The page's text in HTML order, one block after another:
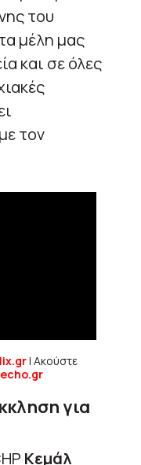
του
μέλη μας
και σε όλες
τον
| Ακούστε
για
Κεμάλ